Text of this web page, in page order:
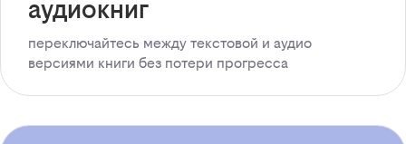
аудиокниг
переключайтесь между текстовой и аудио
версиями книги без потери прогресса